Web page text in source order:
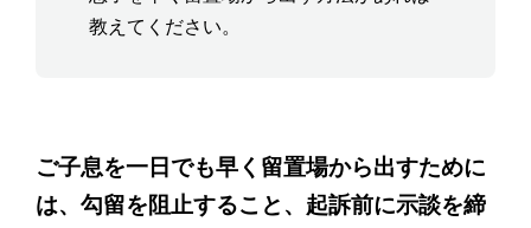
教えてください。
ご子息を一日でも早く留置場から出すために
は、勾留を阻止すること、起訴前に示談を締